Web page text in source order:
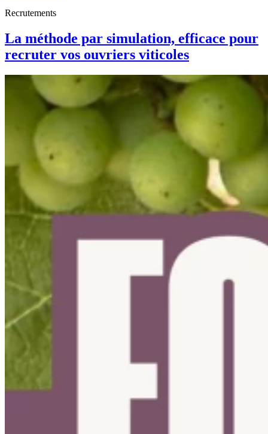
Recrutements
La méthode par simulation, efficace pour
recruter vos ouvriers viticoles